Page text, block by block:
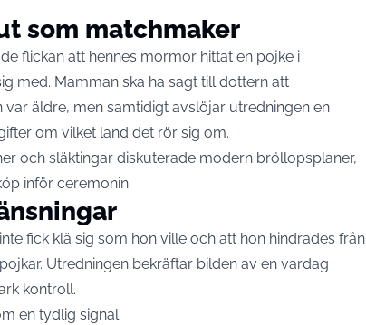
som matchmaker
flickan att hennes mormor hittat en pojke i
med. Mamman ska ha sagt till dottern att
var äldre, men samtidigt avslöjar utredningen en
om vilket land det rör sig om.
och släktingar diskuterade modern bröllopsplaner,
inför ceremonin.
fick klä sig som hon ville och att hon hindrades från
Utredningen bekräftar bilden av en vardag
kontroll.
en tydlig signal: